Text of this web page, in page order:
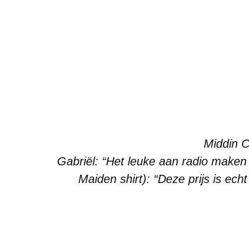
Middin
Gabriël: “Het leuke aan radio
Maiden shirt): “Deze prijs is